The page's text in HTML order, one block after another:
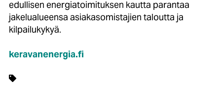
edullisen energiatoimituksen kautta parantaa
jakelualueensa asiakasomistajien taloutta ja
kilpailukykyä.
keravanenergia.fi